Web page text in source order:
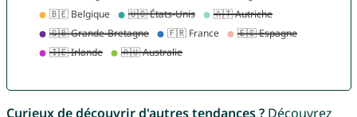
Curieux de découvrir d'autres tendances ?Découvrez